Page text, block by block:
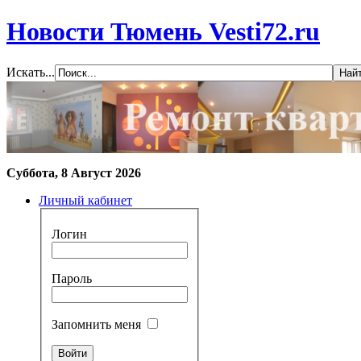
Новости Тюмень Vesti72.ru
Искать...
Суббота, 8 Август 2026
Личный кабинет
Логин
Пароль
Запомнить меня